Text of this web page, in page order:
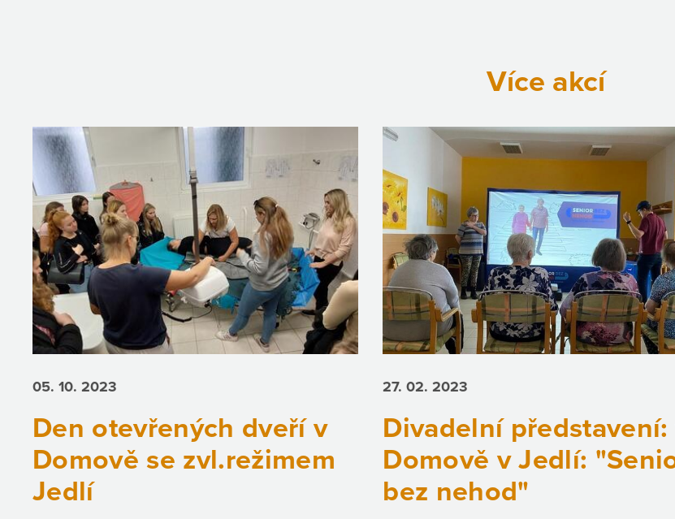
Více akcí
05. 10. 2023
Den otevřených dveří v
Domově se zvl.režimem
Jedlí
27. 02.2023
Divadelní představení:
Domově v Jedlí:
bez nehod"